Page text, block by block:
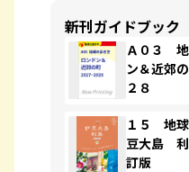
新刊ガイドブック
Ａ０３
ン＆近郊
２８
１５ 地
豆大島 利
訂版